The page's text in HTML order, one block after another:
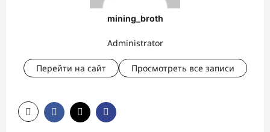
mining_broth
Administrator
Перейти на сайт Просмотреть все записи